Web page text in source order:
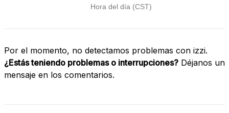
Por el momento, no detectamos problemas con izzi.
¿Estás teniendo problemas o interrupciones? Déjanos un
mensaje en los comentarios.